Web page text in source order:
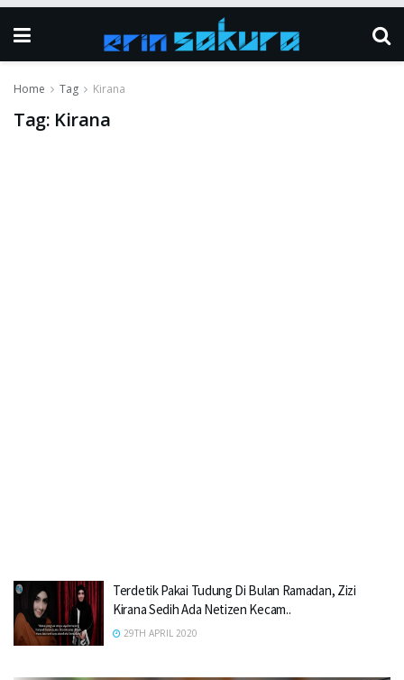
Home Tag Kirana
Tag: Kirana
Terdetik Pakai Tudung Di Bulan Ramadan, Zizi
Kirana Sedih Ada Netizen Kecam..
29TH APRIL 2020